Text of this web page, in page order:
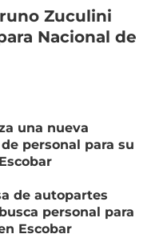
Zuculini
Nacional de
una nueva
personal para su
de autopartes
personal para
Escobar